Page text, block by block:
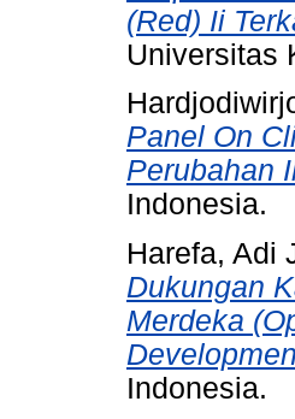
(Red) Ii
Universitas
Panel On
Perubahan
Indonesia.
Harefa, Adi
Dukungan
Merdeka
Indonesia.